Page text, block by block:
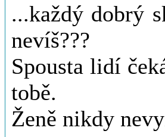
...každý dobrý
nevíš???
Spousta lidí
tobě.
Ženě nikdy